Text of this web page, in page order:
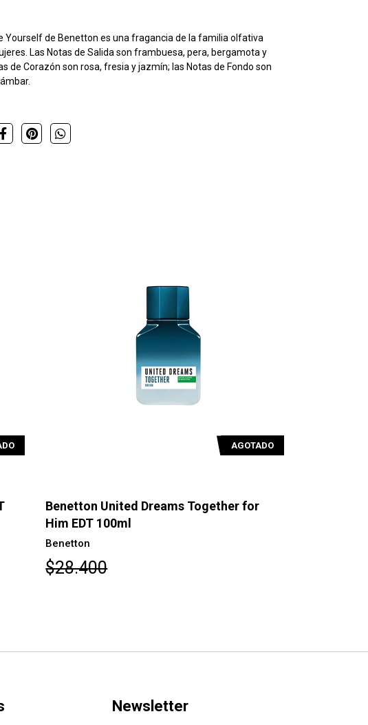
Yourself de Benetton es una fragancia de la familia olfativa
Las Notas de Salida son frambuesa, pera, bergamota y
de Corazón son rosa, fresia y jazmín; las Notas de Fondo son
for
Benetton United Dreams Men Aim High
EDT 100ml
Benetton
$28.400
Newsletter